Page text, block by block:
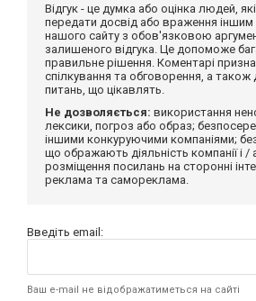
Відгук - це думка або оцінка людей,
передати досвід або враження
нашого сайту з обов'язковою
залишеного відгука. Це допоможе
правильне рішення. Коментарі
спілкування та обговорення, а також
питань, що цікавлять.
Не дозволяється: використання
лексики, погроз або образ;
іншими конкуруючими компаніями;
що ображають діяльність компанії і /
розміщення посилань на сторонні
реклама та самореклама.
Введіть email:
Ваш e-mail не відображатиметься на сайті